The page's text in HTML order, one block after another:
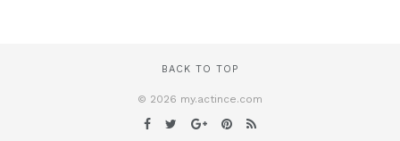
BACK TO TOP
© 2026 my.actince.com